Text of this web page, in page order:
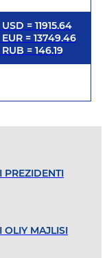
USD = 11915.64
EUR= 13749.46
RUB = 146.19
PREZIDENTI
OLIY MAJLISI